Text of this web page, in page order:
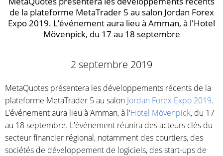
de la plateforme MetaTrader 5 au salon Jordan Forex
Expo 2019. L’événement aura lieu à Amman, à l'Hotel
Mövenpick, du 17 au 18 septembre
2 septembre 2019
MetaQuotes présentera les développements récents de la
plateforme MetaTrader 5 au salon Jordan Forex Expo 2019.
L’événement aura lieu à Amman, à l'Hotel Mövenpick, du 17
au 18 septembre. L'événement réunira des acteurs clés du
secteur financier régional, notamment des courtiers, des
sociétés de développement de logiciels, des start-ups de